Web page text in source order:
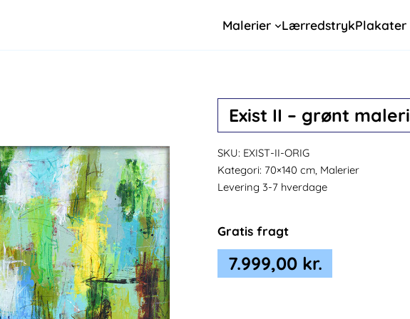
Malerier LærredstrykPlakater
Exist II – grønt maleri
SKU: EXIST-II-ORIG
Kategori: 70×140 cm, Malerier
Levering 3-7 hverdage
Gratis fragt
7.999,00 kr.